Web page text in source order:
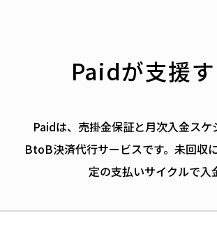
Paidが支援
Paidは、売掛金保証と月次入金ス
BtoB決済代行サービスです。未回収
定の支払いサイクルで入